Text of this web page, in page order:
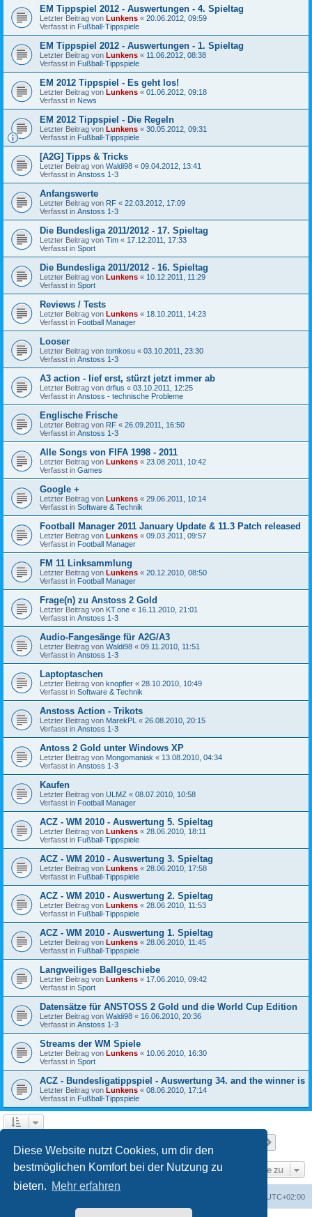
Diese Website nutzt Cookies, um dir den
bestmöglichen Komfort bei der Nutzung zu
bieten. Mehr erfahren
EM Tippspiel 2012 - Auswertungen - 4. Spieltag
Letzter Beitrag von Lunkens « 20.06.2012, 09:59
Verfasst in Fußball-Tippspiele
EM Tippspiel 2012 - Auswertungen - 1. Spieltag
Letzter Beitrag von Lunkens « 11.06.2012, 08:38
Verfasst in Fußball-Tippspiele
EM 2012 Tippspiel - Es geht los!
Letzter Beitrag von Lunkens « 01.06.2012, 09:18
Verfasst in News
EM 2012 Tippspiel - Die Regeln
Letzter Beitrag von Lunkens « 30.05.2012, 09:31
Verfasst in Fußball-Tippspiele
[A2G] Tipps & Tricks
Letzter Beitrag von Waldi98 « 09.04.2012, 13:41
Verfasst in Anstoss 1-3
Anfangswerte
Letzter Beitrag von RF « 22.03.2012, 17:09
Verfasst in Anstoss 1-3
Die Bundesliga 2011/2012 - 17. Spieltag
Letzter Beitrag von Tim « 17.12.2011, 17:33
Verfasst in Sport
Die Bundesliga 2011/2012 - 16. Spieltag
Letzter Beitrag von Lunkens « 10.12.2011, 11:29
Verfasst in Sport
Reviews / Tests
Letzter Beitrag von Lunkens « 18.10.2011, 14:23
Verfasst in Football Manager
Looser
Letzter Beitrag von tomkosu « 03.10.2011, 23:30
Verfasst in Anstoss 1-3
A3 action - lief erst, stürzt jetzt immer ab
Letzter Beitrag von drfius « 03.10.2011, 12:25
Verfasst in Anstoss - technische Probleme
Englische Frische
Letzter Beitrag von RF « 26.09.2011, 16:50
Verfasst in Anstoss 1-3
Alle Songs von FIFA 1998 - 2011
Letzter Beitrag von Lunkens « 23.08.2011, 10:42
Verfasst in Games
Google +
Letzter Beitrag von Lunkens « 29.06.2011, 10:14
Verfasst in Software & Technik
Football Manager 2011 January Update & 11.3 Patch released
Letzter Beitrag von Lunkens « 09.03.2011, 09:57
Verfasst in Football Manager
FM 11 Linksammlung
Letzter Beitrag von Lunkens « 20.12.2010, 08:50
Verfasst in Football Manager
Frage(n) zu Anstoss 2 Gold
Letzter Beitrag von KT.one « 16.11.2010, 21:01
Verfasst in Anstoss 1-3
Audio-Fangesänge für A2G/A3
Letzter Beitrag von Waldi98 « 09.11.2010, 11:51
Verfasst in Anstoss 1-3
Laptoptaschen
Letzter Beitrag von knopfler « 28.10.2010, 10:49
Verfasst in Software & Technik
Anstoss Action - Trikots
Letzter Beitrag von MarekPL « 26.08.2010, 20:15
Verfasst in Anstoss 1-3
Antoss 2 Gold unter Windows XP
Letzter Beitrag von Mongomaniak « 13.08.2010, 04:34
Verfasst in Anstoss 1-3
Kaufen
Letzter Beitrag von ULMZ « 08.07.2010, 10:58
Verfasst in Football Manager
ACZ - WM 2010 - Auswertung 5. Spieltag
Letzter Beitrag von Lunkens « 28.06.2010, 18:11
Verfasst in Fußball-Tippspiele
ACZ - WM 2010 - Auswertung 3. Spieltag
Letzter Beitrag von Lunkens « 28.06.2010, 17:58
Verfasst in Fußball-Tippspiele
ACZ - WM 2010 - Auswertung 2. Spieltag
Letzter Beitrag von Lunkens « 28.06.2010, 11:53
Verfasst in Fußball-Tippspiele
ACZ - WM 2010 - Auswertung 1. Spieltag
Letzter Beitrag von Lunkens « 28.06.2010, 11:45
Verfasst in Fußball-Tippspiele
Langweiliges Ballgeschiebe
Letzter Beitrag von Lunkens « 17.06.2010, 09:42
Verfasst in Sport
Datensätze für ANSTOSS 2 Gold und die World Cup Edition
Letzter Beitrag von Waldi98 « 16.06.2010, 20:36
Verfasst in Anstoss 1-3
Streams der WM Spiele
Letzter Beitrag von Lunkens « 10.06.2010, 16:30
Verfasst in Sport
ACZ - Bundesligatippspiel - Auswertung 34. and the winner is
Letzter Beitrag von Lunkens « 08.06.2010, 17:14
Verfasst in Fußball-Tippspiele
Gehe zu
UTC+02:00